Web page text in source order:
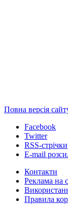
Повна версія
Facebook
Twitter
RSS-стрічки
E-mail
Контакти
Реклама на
Правила